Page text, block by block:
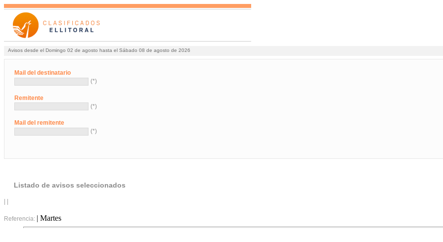
Avisos desde el Domingo 02 de agosto hasta el Sábado 08 de agosto de 2026
Mail del destinatario
(*)
Remitente
(*)
Mail del remitente
(*)
Listado de avisos seleccionados
Referencia: | Martes